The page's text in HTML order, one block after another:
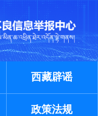
西藏辟谣
政策法规